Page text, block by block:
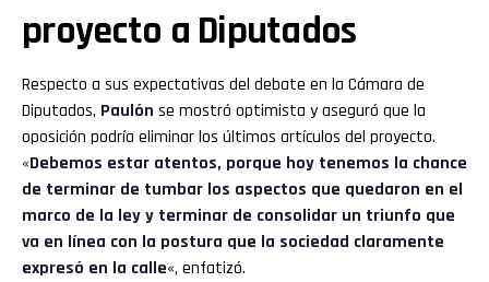
proyecto a Diputados
Respecto a sus expectativas del debate en la Cámara de
Diputados, Paulón se mostró optimista y aseguró que la
oposición podría eliminar los últimos artículos del proyecto.
«Debemos estar atentos, porque hoy tenemos la chance
de terminar de tumbar los aspectos que quedaron en el
marco de la ley y terminar de consolidar un triunfo que
va en línea con la postura que la sociedad claramente
expresó en la calle«, enfatizó.